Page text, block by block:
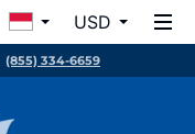
USD
(855) 334-6659